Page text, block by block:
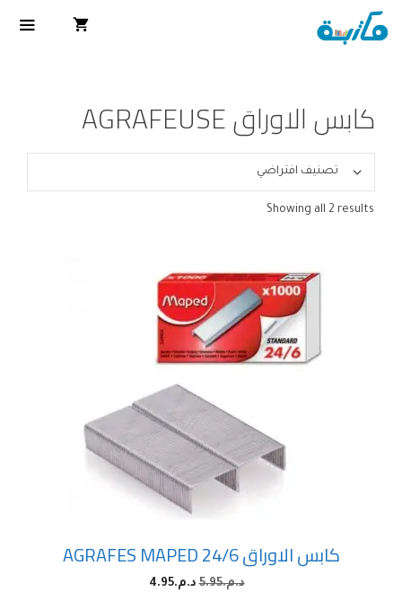
كابس الاوراق AGRAFEUSE
Showing all 2 results
كابس الاوراق AGRAFES MAPED 24/6
د.م.5.95 د.م.4.95